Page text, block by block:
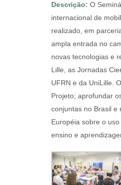
Descrição: O
internacional de
realizado, em
ampla entrada no
novas tecnologias e
Lille, as Jornadas
UFRN e da UniLille.
Projeto; aprofundar
conjuntas no Brasil e
Européia sobre o
ensino e